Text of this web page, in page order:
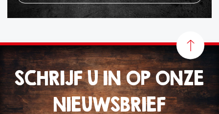
SCHRIJF U IN OP ONZE
NIEUWSBRIEF